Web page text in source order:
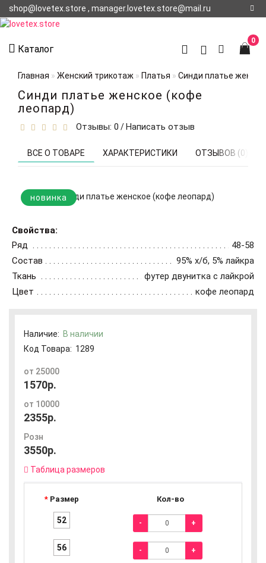
shop@lovetex.store , manager.lovetex.store@mail.ru
Каталог
0
Главная Женский трикотаж Платья Синди платье
Синди платье женское (кофе
леопард)
Отзывы: 0 /Написать отзыв
ВСЕ О ТОВАРЕ ХАРАКТЕРИСТИКИ ОТЗЫВОВ (0)
новинка
Свойства:
Ряд
48-58
Состав
95% х/б, 5% лайкра
Ткань
футер двунитка с лайкрой
Цвет
кофе леопард
Наличие: В наличии
Код Товара: 1289
от 25000
1570р.
от 10000
2355р.
Розн
3550р.
Таблица размеров
Размер Кол-во
52 - +
56 - +